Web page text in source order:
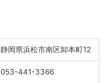
静岡県浜松市南区卸本町12
053-441-3366